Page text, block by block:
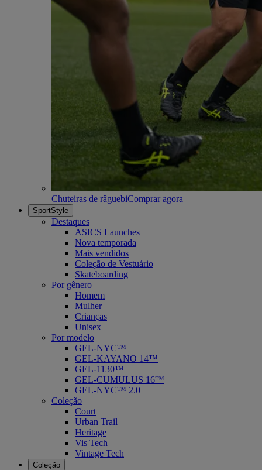
Chuteiras de râguebiComprar agora
SportStyle
Destaques
ASICS Launches
Nova temporada
Mais vendidos
Coleção de Vestuário
Skateboarding
Por gênero
Homem
Mulher
Crianças
Unisex
Por modelo
GEL-NYC™
GEL-KAYANO 14™
GEL-1130™
GEL-CUMULUS 16™
GEL-NYC™ 2.0
Coleção
Court
Urban Trail
Heritage
Vis Tech
Vintage Tech
Coleção